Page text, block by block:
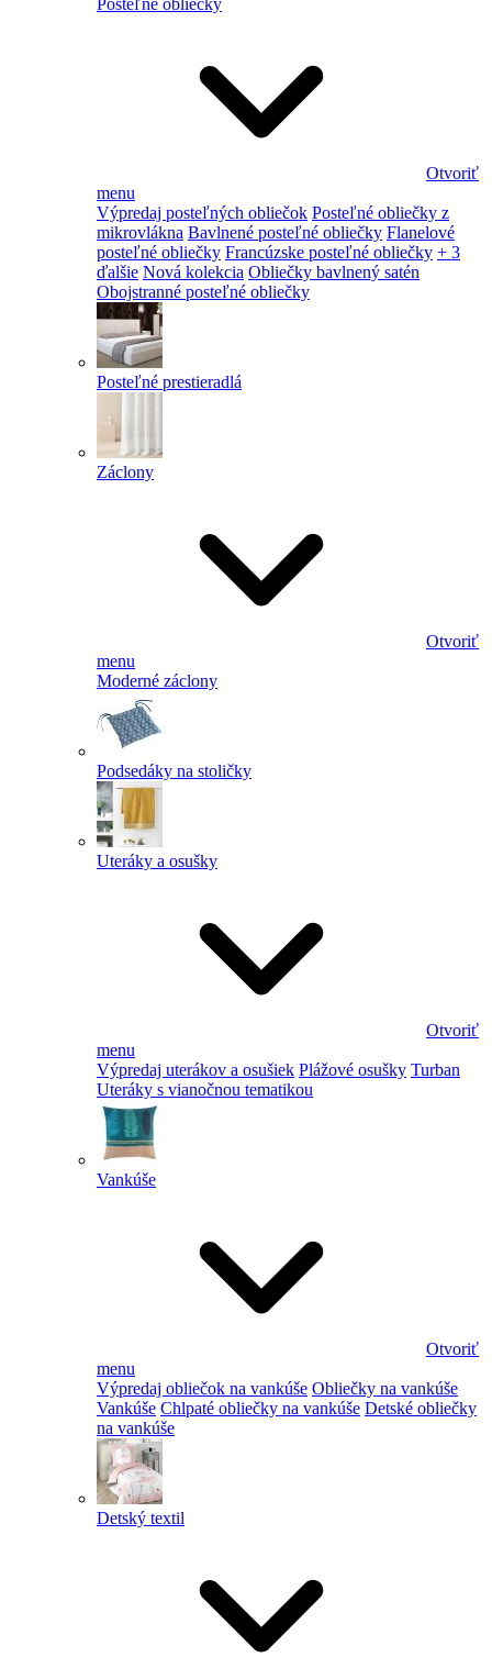
Posteľné obliečky
Otvoriť
menu
Výpredaj posteľných obliečok Posteľné obliečky z
mikrovlákna Bavlnené posteľné obliečky Flanelové
posteľné obliečky Francúzske posteľné obliečky + 3
ďalšie Nová kolekcia Obliečky bavlnený satén
Obojstranné posteľné obliečky
Posteľné prestieradlá
Záclony
Otvoriť
menu
Moderné záclony
Podsedáky na stoličky
Uteráky a osušky
Otvoriť
menu
Výpredaj uterákov a osušiek Plážové osušky Turban
Uteráky s vianočnou tematikou
Vankúše
Otvoriť
menu
Výpredaj obliečok na vankúše Obliečky na vankúše
Vankúše Chlpaté obliečky na vankúše Detské obliečky
na vankúše
Detský textil